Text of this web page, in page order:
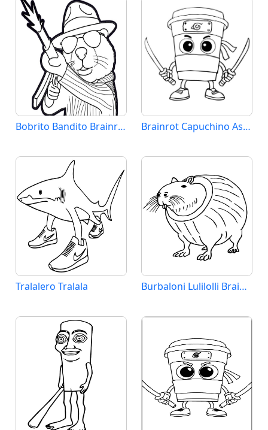
Bobrito Bandito Brainrot Brainrot Capuchino Assassino
Tralalero Tralala Burbaloni Lulilolli Brainrot